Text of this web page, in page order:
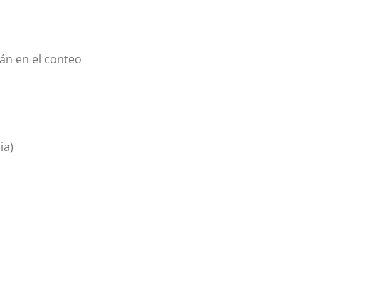
en el conteo